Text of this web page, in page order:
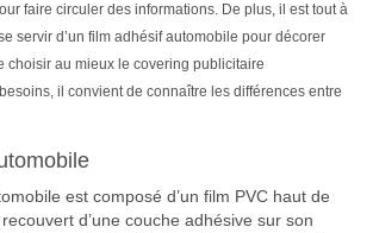
faire circuler des informations. De plus, il est tout à
servir d’un film adhésif automobile pour décorer
choisir au mieux le covering publicitaire
il convient de connaître les différences entre
est composé d’un film PVC haut de
d’une couche adhésive sur son